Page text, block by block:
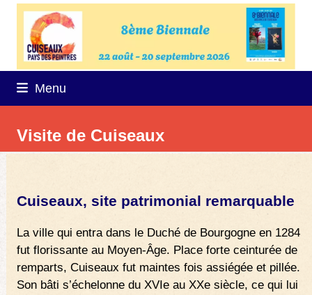
Skip
content
Menu
Visite de Cuiseaux
Cuiseaux, site patrimonial remarquable
La ville qui entra dans le Duché de Bourgogne en 1284
fut florissante au Moyen-Âge. Place forte ceinturée de
remparts, Cuiseaux fut maintes fois assiégée et pillée.
Son bâti s’échelonne du XVIe au XXe siècle, ce qui lui